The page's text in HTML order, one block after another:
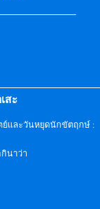
สะ
ตย์และวันหยุดนักขัตฤกษ์ :
นาว่า